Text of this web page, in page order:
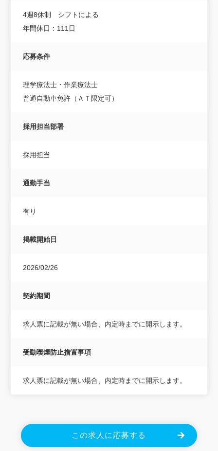
4週8休制 シフトによる
年間休日：111日
応募条件
理学療法士・作業療法士
普通自動車免許（ＡＴ限定可）
採用担当部署
採用担当
通勤手当
有り
掲載開始日
2026/02/26
契約期間
求人票に記載が無い場合、内定時までに開示します。
受動喫煙防止措置事項
求人票に記載が無い場合、内定時までに開示します。
この求人に応募する